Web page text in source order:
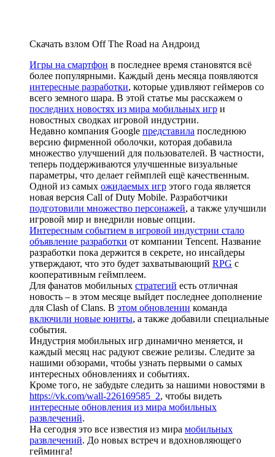
Скачать взлом Off The Road на Андроид
Игры на смартфон в последнее время становятся всё
более популярными. Каждый день месяца появляются
интересные разработки, которые удивляют геймеров со
всего земного шара. В этой статье мы расскажем о
последних новостях из мира мобильных игр и
новостных сводках игровой индустрии.
Недавно компания Google представила последнюю
версию фирменной оболочки, которая добавила
множество улучшений для пользователей. В частности,
теперь поддерживаются улучшенные визуальные
параметры, что делает геймплей ещё качественным.
Одной из самых ожидаемых игр этого года является
новая версия Call of Duty Mobile. Разработчики
подготовили множество персонажей, а также улучшили
игровой мир и внедрили новые опции.
Интересным событием в игровой индустрии стало
объявление разработки от компании Tencent. Название
разработки пока держится в секрете, но инсайдеры
утверждают, что это будет захватывающий RPG с
кооперативным геймплеем.
Для фанатов мобильных стратегий есть отличная
новость – в этом месяце выйдет последнее дополнение
для Clash of Clans. В этом обновлении команда
включили новые юниты, а также добавили специальные
события.
Индустрия мобильных игр динамично меняется, и
каждый месяц нас радуют свежие релизы. Следите за
нашими обзорами, чтобы узнать первыми о самых
интересных обновлениях и событиях.
Кроме того, не забудьте следить за нашими новостями в
https://vk.com/wall-226169585_2, чтобы видеть
интересные обновления из мира мобильных
развлечений.
На сегодня это все известия из мира мобильных
развлечений. До новых встреч и вдохновляющего
гейминга!